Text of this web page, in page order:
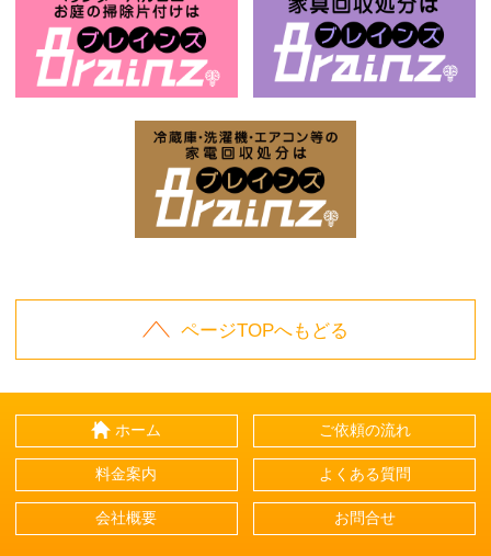
ページTOPへもどる
ホーム ご依頼の流れ
料金案内 よくある質問
会社概要 お問合せ